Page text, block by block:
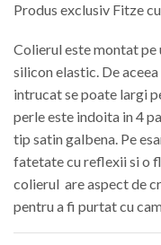
Produs exclusiv Fitze
Colierul este montat pe
silicon elastic. De
intrucat se poate largi
perle este indoita in 4
tip satin galbena. Pe
fatetate cu reflexii si o
colierul are aspect de
pentru a fi purtat cu